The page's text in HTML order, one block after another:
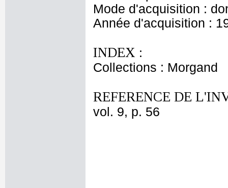
Mode d'acquisition :
Année d'acquisition :
INDEX :
Collections : Morgand
REFERENCE DE
vol. 9, p. 56